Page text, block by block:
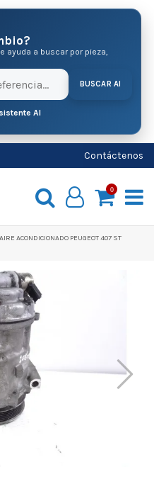
ayuda a buscar por pieza,
BUSCAR AI
AI
Contáctenos
0
ACONDICIONADO PEUGEOT 407 ST